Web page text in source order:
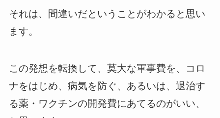
それは、間違いだということがわかると思い
ます。
この発想を転換して、莫大な軍事費を、コロ
ナをはじめ、病気を防ぐ、あるいは、退治す
る薬・ワクチンの開発費にあてるのがいい、